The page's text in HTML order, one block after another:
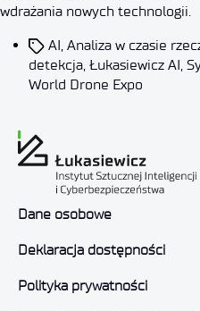
wdrażania nowych technologii.
AI, Analiza w czasie
detekcja, Łukasiewicz AI,
World Drone Expo
Dane osobowe
Deklaracja dostępności
Polityka prywatności